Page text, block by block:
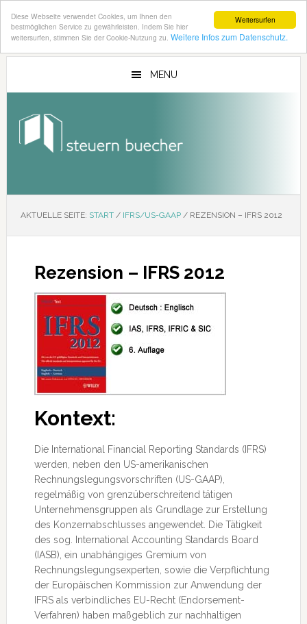
Weitersurfen
Diese Webseite verwendet Cookies, um Ihnen den
bestmöglichen Service zu gewährleisten. Indem Sie hier
weitersurfen, stimmen Sie der Cookie-Nutzung zu. Weitere Infos zum Datenschutz.
Zum
Zur
MENU
AKTUELLE SEITE: START / IFRS/US-GAAP /REZENSION – IFRS 2012
Rezension – IFRS 2012
Kontext:
Die International Financial Reporting Standards (IFRS)
werden, neben den US-amerikanischen
Rechnungslegungsvorschriften (US-GAAP),
regelmäßig von grenzüberschreitend tätigen
Unternehmensgruppen als Grundlage zur Erstellung
des Konzernabschlusses angewendet. Die Tätigkeit
des sog. International Accounting Standards Board
(IASB), ein unabhängiges Gremium von
Rechnungslegungsexperten, sowie die Verpflichtung
der Europäischen Kommission zur Anwendung der
IFRS als verbindliches EU-Recht (Endorsement-
Verfahren) haben maßgeblich zur nachhaltigen